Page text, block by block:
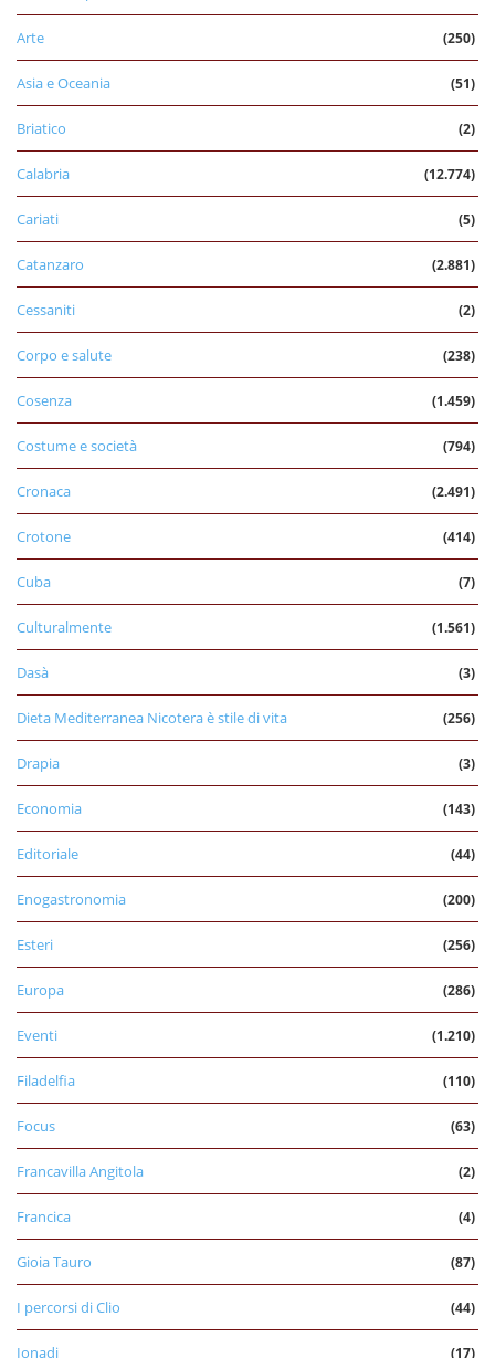
Arte (250)
Asia e Oceania (51)
Briatico (2)
Calabria (12.774)
Cariati (5)
Catanzaro (2.881)
Cessaniti (2)
Corpo e salute (238)
Cosenza (1.459)
Costume e società (794)
Cronaca (2.491)
Crotone (414)
Cuba (7)
Culturalmente (1.561)
Dasà (3)
Dieta Mediterranea Nicotera è stile di vita (256)
Drapia (3)
Economia (143)
Editoriale (44)
Enogastronomia (200)
Esteri (256)
Europa (286)
Eventi (1.210)
Filadelfia (110)
Focus (63)
Francavilla Angitola (2)
Francica (4)
Gioia Tauro (87)
I percorsi di Clio (44)
Ionadi (17)